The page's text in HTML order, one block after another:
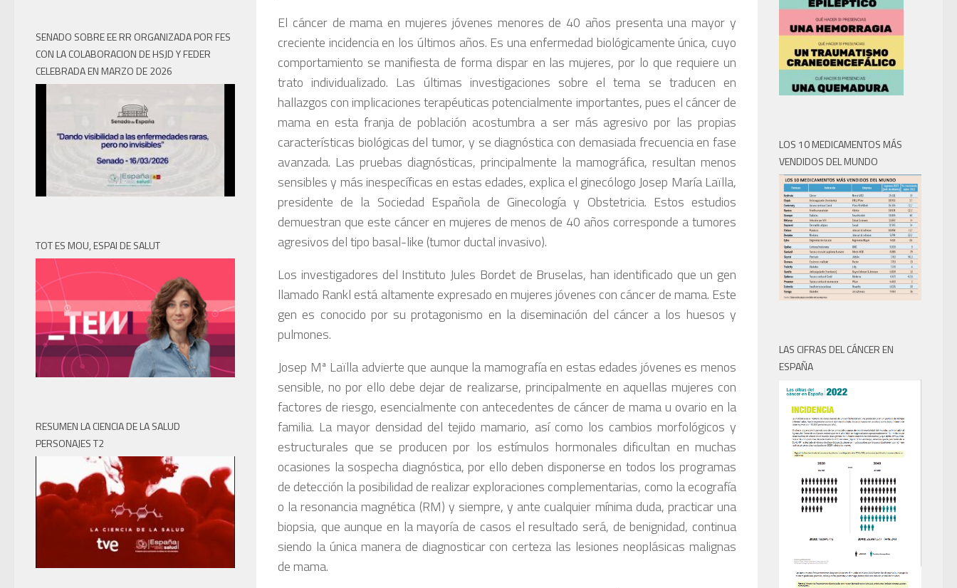
El cáncer de mama en mujeres jóvenes menores de 40 años presenta una mayor y
creciente incidencia en los últimos años. Es una enfermedad biológicamente única, cuyo
comportamiento se manifiesta de forma dispar en las mujeres, por lo que requiere un
trato individualizado. Las últimas investigaciones sobre el tema se traducen en
hallazgos con implicaciones terapéuticas potencialmente importantes, pues el cáncer de
mama en esta franja de población acostumbra a ser más agresivo por las propias
características biológicas del tumor, y se diagnóstica con demasiada frecuencia en fase
avanzada. Las pruebas diagnósticas, principalmente la mamográfica, resultan menos
sensibles y más inespecíficas en estas edades, explica el ginecólogo Josep María Laïlla,
presidente de la Sociedad Española de Ginecología y Obstetricia. Estos estudios
demuestran que este cáncer en mujeres de menos de 40 años corresponde a tumores
agresivos del tipo basal-like (tumor ductal invasivo).
Los investigadores del Instituto Jules Bordet de Bruselas, han identificado que un gen
llamado Rankl está altamente expresado en mujeres jóvenes con cáncer de mama. Este
gen es conocido por su protagonismo en la diseminación del cáncer a los huesos y
pulmones.
Josep Mª Laïlla advierte que aunque la mamografía en estas edades jóvenes es menos
sensible, no por ello debe dejar de realizarse, principalmente en aquellas mujeres con
factores de riesgo, esencialmente con antecedentes de cáncer de mama u ovario en la
familia. La mayor densidad del tejido mamario, así como los cambios morfológicos y
estructurales que se producen por los estímulos hormonales dificultan en muchas
ocasiones la sospecha diagnóstica, por ello deben disponerse en todos los programas
de detección la posibilidad de realizar exploraciones complementarias, como la ecografía
o la resonancia magnética (RM) y siempre, y ante cualquier mínima duda, practicar una
biopsia, que aunque en la mayoría de casos el resultado será, de benignidad, continua
siendo la única manera de diagnosticar con certeza las lesiones neoplásicas malignas
de mama.
SENADO SOBRE EE RR ORGANIZADA POR FES
CON LA COLABORACION DE HSJD Y FEDER
CELEBRADA EN MARZO DE 2026
TOT ES MOU, ESPAI DE SALUT
RESUMEN LA CIENCIA DE LA SALUD
PERSONAJES T2
LOS 10 MEDICAMENTOS MÁS
VENDIDOS DEL MUNDO
LAS CIFRAS DEL CÁNCER EN
ESPAÑA